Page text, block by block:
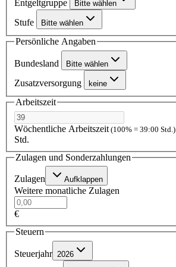
Entgeltgruppe Bitte wählen
Stufe Bitte wählen
Persönliche Angaben
Bundesland Bitte wählen
Zusatzversorgung keine
Arbeitszeit
Wöchentliche Arbeitszeit (100% = 39:00 Std.)
Std.
Zulagen und Sonderzahlungen
Zulagen Aufklappen
Weitere monatliche Zulagen
€
Steuern
Steuerjahr 2026